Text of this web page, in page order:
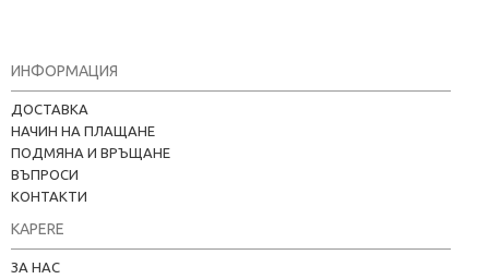
ИНФОРМАЦИЯ
ДОСТАВКА
НАЧИН НА ПЛАЩАНЕ
ПОДМЯНА И ВРЪЩАНЕ
ВЪПРОСИ
КОНТАКТИ
KAPERE
ЗА НАС